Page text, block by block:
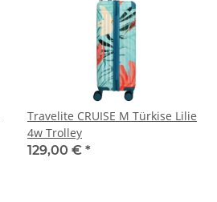
Travelite CRUISE M Türkise Lilie
4w Trolley
129,00 € *